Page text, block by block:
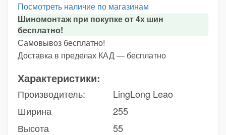
Посмотреть наличие по магазинам
Шиномонтаж при покупке от 4х шин
бесплатно!
Самовывоз бесплатно!
Доставка в пределах КАД — бесплатно
Характеристики:
Производитель:
LingLong Leao
Ширина
255
Высота
55